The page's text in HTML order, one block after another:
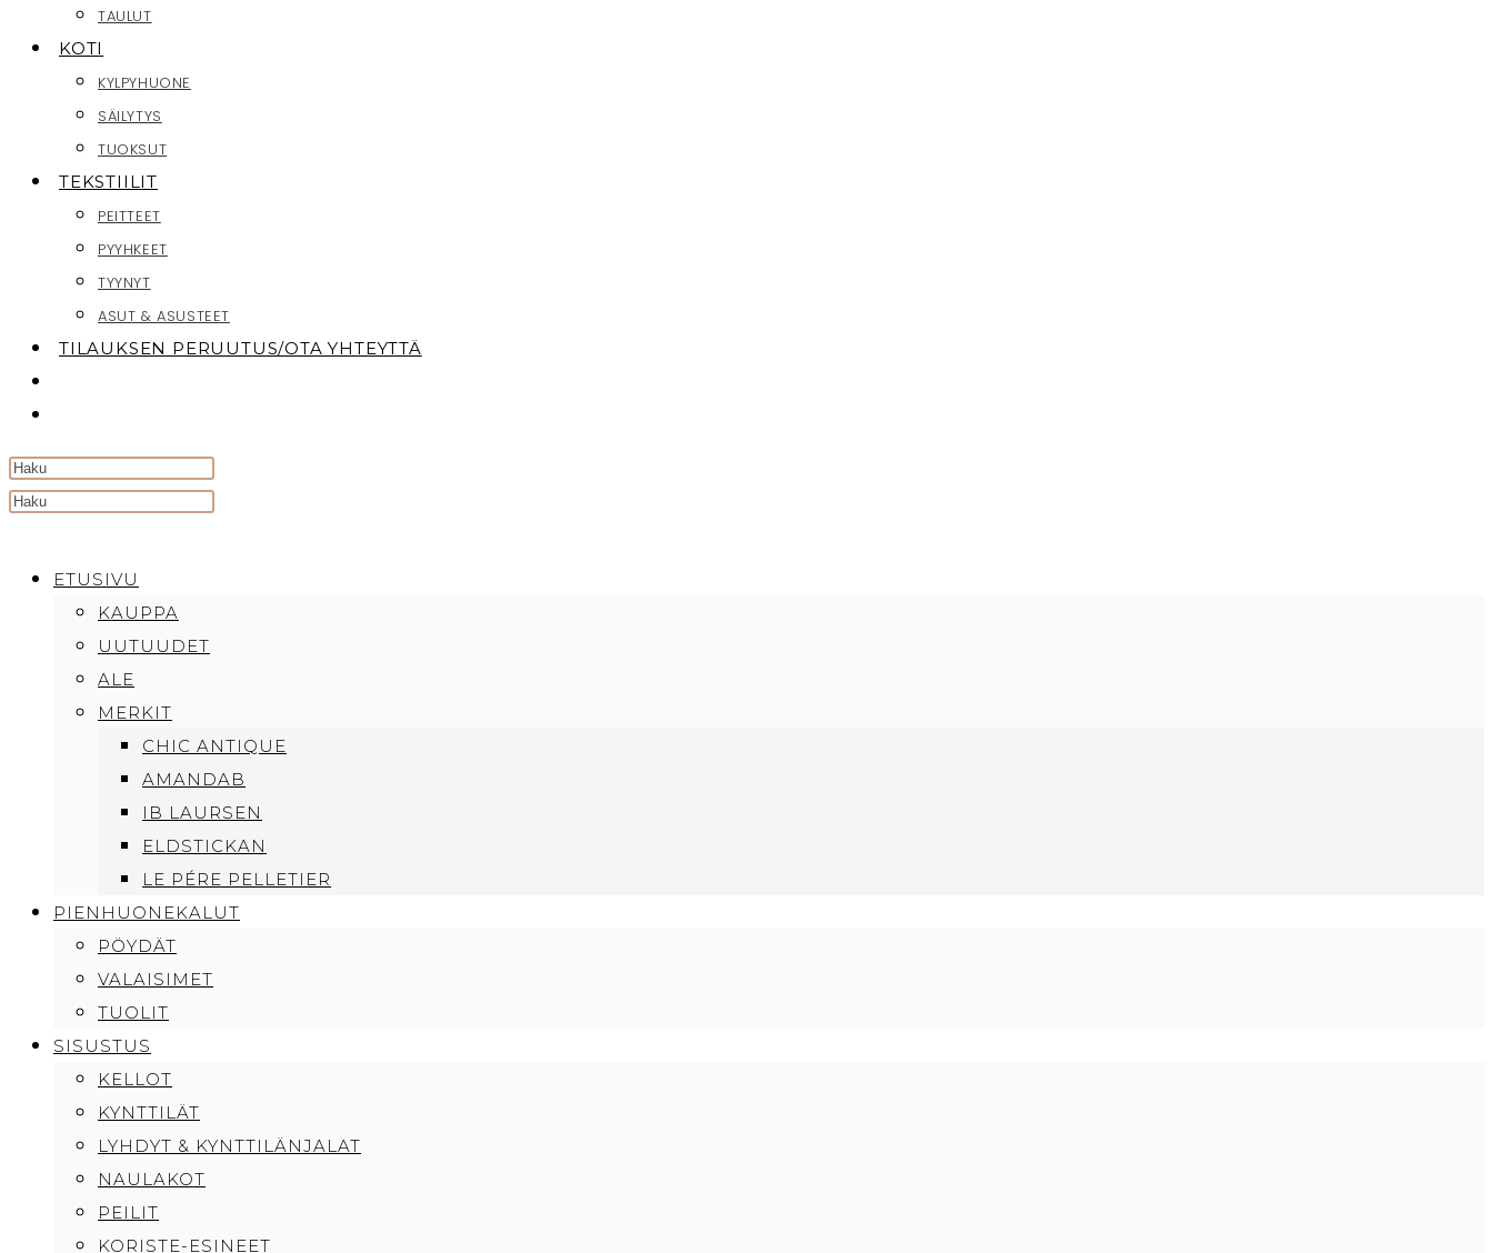
TAULUT
KOTI
KYLPYHUONE
SÄILYTYS
TUOKSUT
TEKSTIILIT
PEITTEET
PYYHKEET
TYYNYT
ASUT & ASUSTEET
TILAUKSEN PERUUTUS/OTA YHTEYTTÄ
Search
ETUSIVU
KAUPPA
UUTUUDET
ALE
MERKIT
CHIC ANTIQUE
AMANDAB
IB LAURSEN
ELDSTICKAN
LE PÉRE PELLETIER
PIENHUONEKALUT
PÖYDÄT
VALAISIMET
TUOLIT
SISUSTUS
KELLOT
KYNTTILÄT
LYHDYT & KYNTTILÄNJALAT
NAULAKOT
PEILIT
KORISTE-ESINEET